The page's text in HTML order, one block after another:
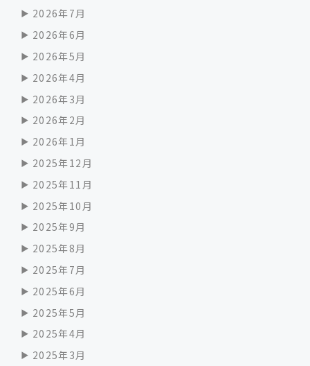
2026年7月
2026年6月
2026年5月
2026年4月
2026年3月
2026年2月
2026年1月
2025年12月
2025年11月
2025年10月
2025年9月
2025年8月
2025年7月
2025年6月
2025年5月
2025年4月
2025年3月